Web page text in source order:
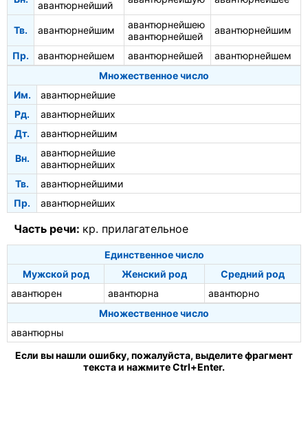
авантюрнейший
Тв. авантюрнейшим
авантюрнейшею
авантюрнейшей
авантюрнейшим
Пр. авантюрнейшем авантюрнейшей
авантюрнейшем
Множественное число
Им.
авантюрнейшие
Рд.
авантюрнейших
Дт.
авантюрнейшим
Вн.
авантюрнейшие
авантюрнейших
Тв.
авантюрнейшими
Пр.
авантюрнейших
Часть речи: кр. прилагательное
Единственное число
Мужской род
Женский род
Средний род
авантюрен
авантюрна
авантюрно
Множественное число
авантюрны
Если вы нашли ошибку, пожалуйста, выделите фрагмент
текста и нажмите Ctrl+Enter.